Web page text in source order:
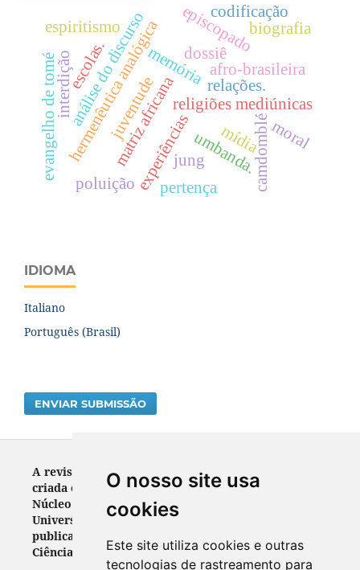
O nosso site usa
cookies
Este site utiliza cookies e outras
tecnologias de rastreamento para
dossiê
matriz africana
memória
religiões mediúnicas
umbanda.
hermenêutica analógicaexperiências
afro-brasileira
camdomblé
juventude
episcopado
análise do discurso
poluição
interdição relações.
espiritismo
pertença
biografia
mídia
evangelho de tomé jung
escolas.
moral
codificação
IDIOMA
Italiano
Português (Brasil)
ENVIAR SUBMISSÃO
A revista RELEGENS THRÉSKEIA ISSN: 2317-3688 foi
criada em 2012. Veículo de divulgação científica do
Núcleo de Pesquisa em Religião (NUPPER) da
Universidade Federal do Paraná, destinava-se a
publicar trabalhos científicos originais nas áreas de
Ciências Sociais, Humanas e da Religião.